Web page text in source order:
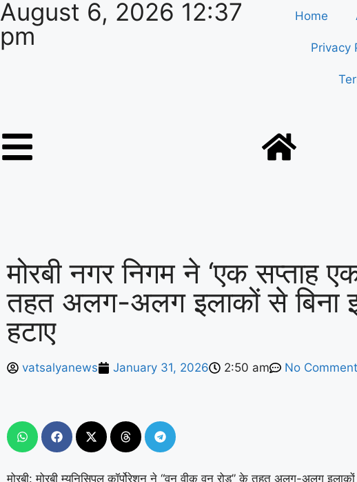
August 6, 2026 12:37
pm
Home
Privacy
मोरबी नगर निगम ने ‘एक सप्ताह
तहत अलग-अलग इलाकों से
हटाए
vatsalyanews January 31, 2026 2:50 am No
मोरबी: मोरबी म्युनिसिपल कॉर्पोरेशन ने “वन वीक वन रोड” के तहत अलग-अलग